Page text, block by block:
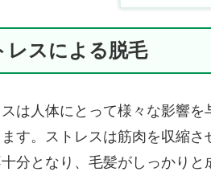
レスによる脱毛
スは人体にとって様々な影響
ます。ストレスは筋肉を収縮
分となり、毛髪がしっかりと